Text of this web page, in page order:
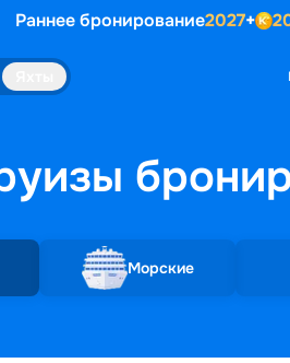
Раннее бронирование2027+
Морские